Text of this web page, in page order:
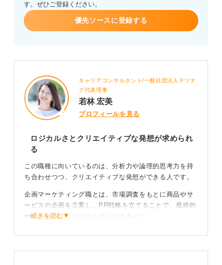
す。ぜひご登録ください。
優先ソースに登録する
キャリアコンサルタント/一般社団法人テツナ
グ代表理事
若林 宏美
プロフィールを見る
ロジカルさとクリエイティブな発想が求められ
る
この職種に向いているのは、分析力や論理的思考力を持
ち合わせつつ、クリエイティブな発想ができる人です。
企画マーケティング職とは、市場調査をもとに商品やサ
ービスの企画を立案し、PR戦略を立てることで、最終的
に売上や認知度の拡大をめざす仕事です。
⋯続きを読む▼